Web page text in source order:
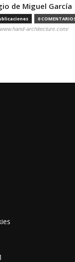
de Miguel García
0
architecture.com/